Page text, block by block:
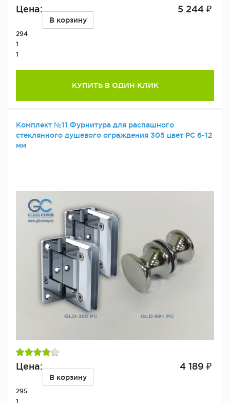
Цена: 5 244 ₽
В корзину
294
1
1
КУПИТЬ В ОДИН КЛИК
Комплект №11 Фурнитура для распашного
стеклянного душевого ограждения 305 цвет PC 6-12
мм
Цена: 4 189 ₽
В корзину
295
1